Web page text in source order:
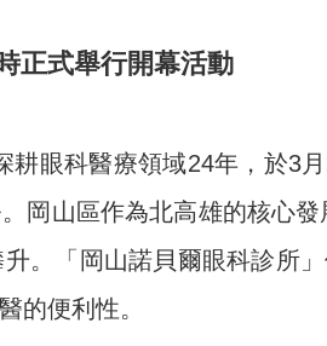
正式舉行開幕活動
眼科醫療領域24年，於3
岡山區作為北高雄的核心
。「岡山諾貝爾眼科診所
的便利性。